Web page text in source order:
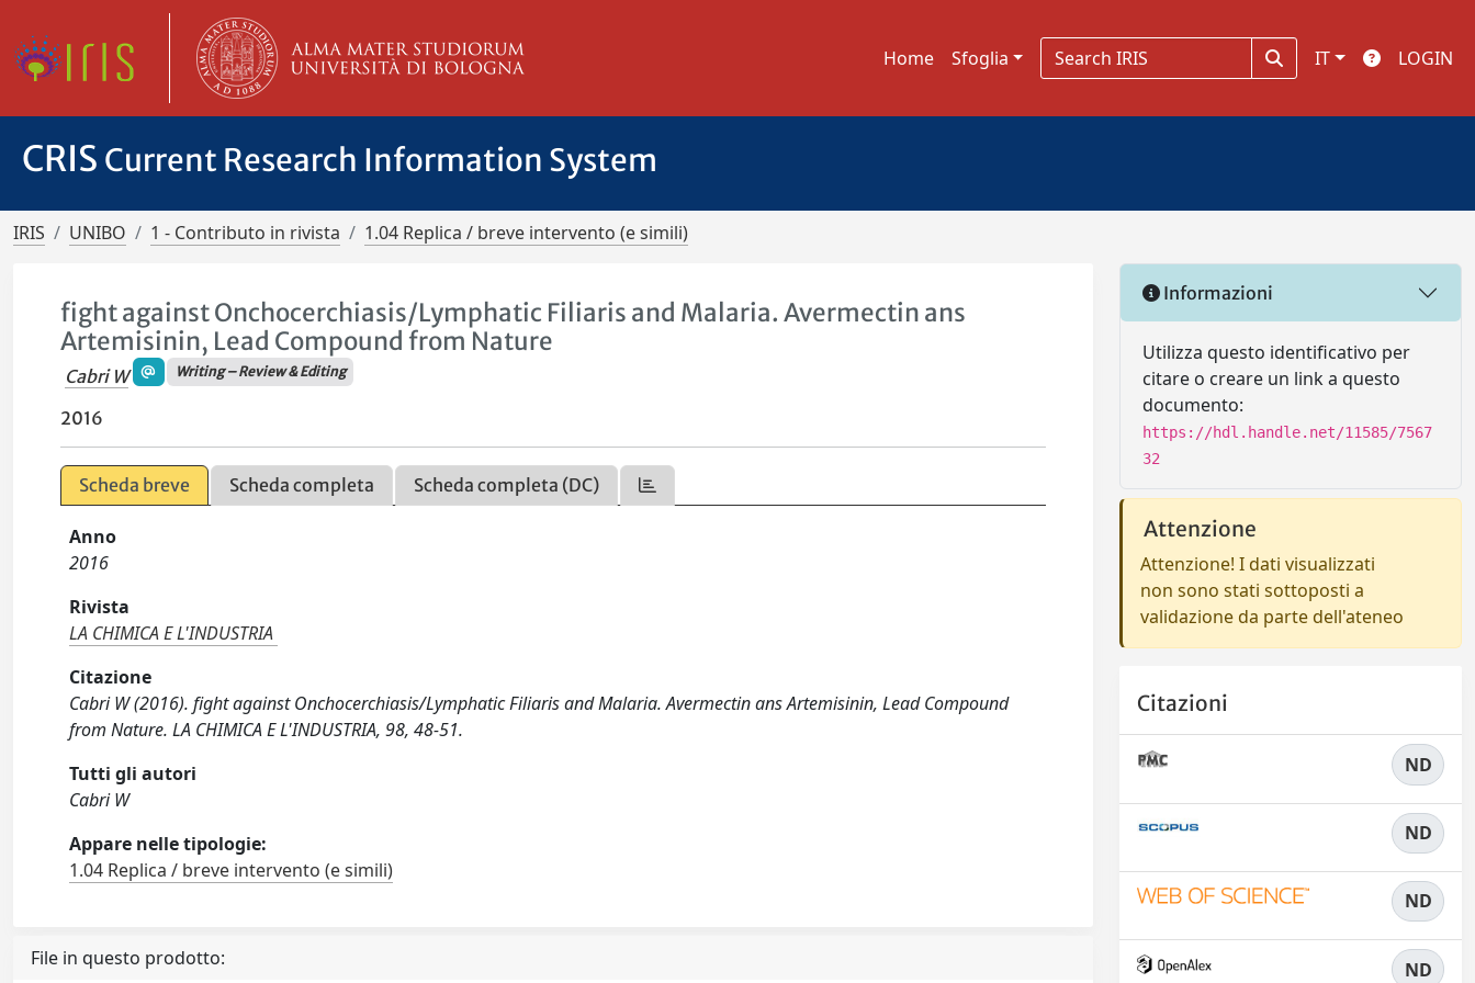
Home Sfoglia IT LOGIN
CRIS Current Research Information System
IRIS UNIBO 1 - Contributo in rivista 1.04 Replica / breve intervento (e simili)
fight against Onchocerchiasis/Lymphatic Filiaris and Malaria. Avermectin ans
Artemisinin, Lead Compound from Nature
Cabri W Writing – Review & Editing
2016
Scheda breve Scheda completa Scheda completa (DC)
Anno
2016
Rivista
LA CHIMICA E L'INDUSTRIA
Citazione
Cabri W (2016). fight against Onchocerchiasis/Lymphatic Filiaris and Malaria. Avermectin ans Artemisinin, Lead Compound
from Nature. LA CHIMICA E L'INDUSTRIA, 98, 48-51.
Tutti gli autori
Cabri W
Appare nelle tipologie:
1.04 Replica / breve intervento (e simili)
File in questo prodotto:
Informazioni
Utilizza questo identificativo per
citare o creare un link a questo
documento:
https://hdl.handle.net/11585/7567
32
Attenzione
Attenzione! I dati visualizzati
non sono stati sottoposti a
validazione da parte dell'ateneo
Citazioni
ND
ND
ND
ND